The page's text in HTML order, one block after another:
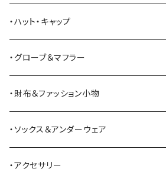
Bass Pro Shops
BATTLE LAKE
Barbour
BAYSIDE
BELSTAFF
カーディガン
パーカー
ツナギ
ジャージ・スウェット
ハーフパンツ・ショートパンツ
リュック・バックパック
ボストンバッグ・ダッフルバッグ
ヒップバッグ・ファニーパック
ブリーフケース
ツールバッグ
スニーカー
サンダル
その他シューズ
シュー用品
・ハット・キャップ
・グローブ＆マフラー
・財布＆ファッション小物
・ソックス＆アンダーウェア
・アクセサリー